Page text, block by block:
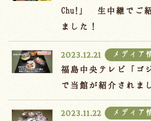
Chu!」 生中継でご
ました！
2023.12.21 メディア
福島中央テレビ「ゴ
で当館が紹介されま
2023.11.22 メディア
Language